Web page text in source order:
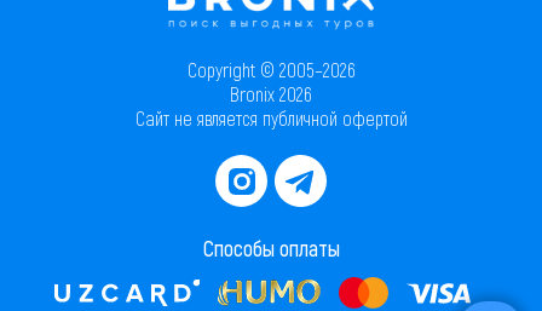
Copyright © 2005–2026
Bronix 2026
Сайт не является публичной офертой
Способы оплаты